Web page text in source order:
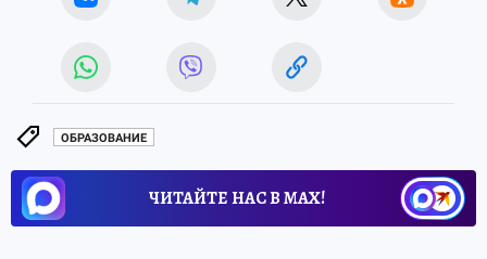
ОБРАЗОВАНИЕ
ЧИТАЙТЕ НАС В МАХ!